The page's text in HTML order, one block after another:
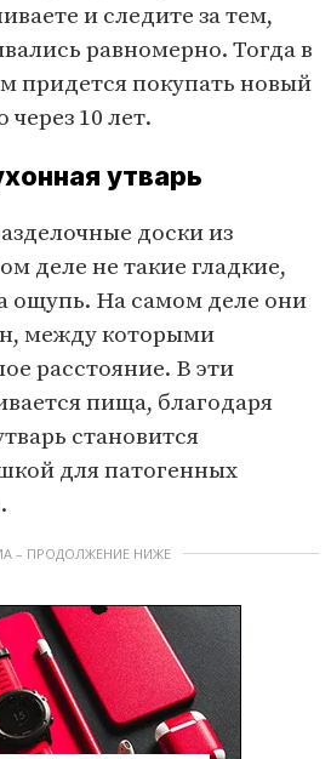
и следите за тем,
равномерно. Тогда в
придется покупать новый
10 лет.
утварь
доски из
деле не такие гладкие,
ощупь. На самом деле они
между которыми
расстояние. В эти
пища, благодаря
становится
для патогенных
– ПРОДОЛЖЕНИЕ НИЖЕ